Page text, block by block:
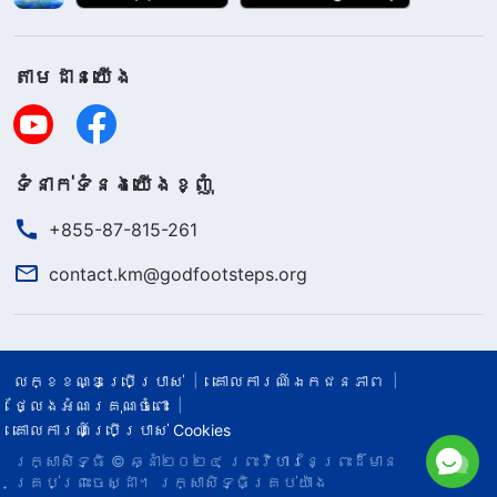
តាម​ដាន​យើង​
ទំនាក់​ទំនង​យើង​ខ្ញុំ
+855-87-815-261
contact.km@godfootsteps.org
លក្ខខណ្ឌ​ប្រើប្រាស់​
គោលការណ៍ឯកជនភាព
ថ្លែងអំណរគុណចំពោះ
គោលការណ៍ប្រើប្រាស់ Cookies
រក្សាសិទ្ធិ © ឆ្នាំ២០២៤ ព្រះ​វិហារនៃព្រះដ៏មាន
គ្រប់ព្រះចេស្ដា។
រក្សាសិទ្ធិគ្រប់យ៉ាង